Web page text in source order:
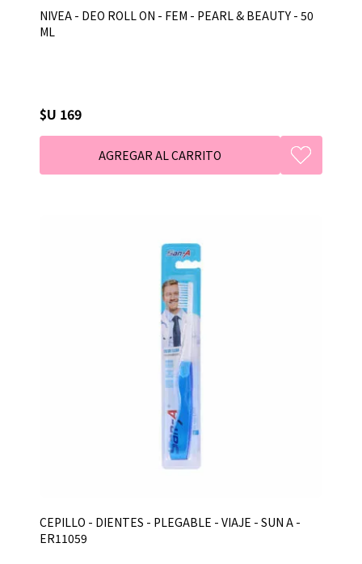
NIVEA - DEO ROLL ON - FEM - PEARL & BEAUTY - 50
ML
$U 169
CEPILLO - DIENTES - PLEGABLE - VIAJE - SUN A -
ER11059